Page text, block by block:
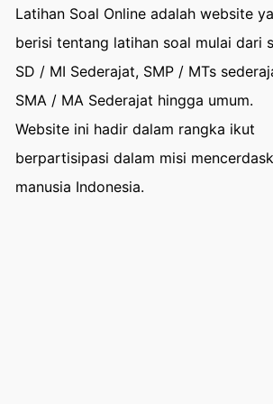
Latihan Soal Online adalah website
berisi tentang latihan soal mulai dari
SD / MI Sederajat, SMP / MTs
SMA / MA Sederajat hingga umum.
Website ini hadir dalam rangka ikut
berpartisipasi dalam misi
manusia Indonesia.